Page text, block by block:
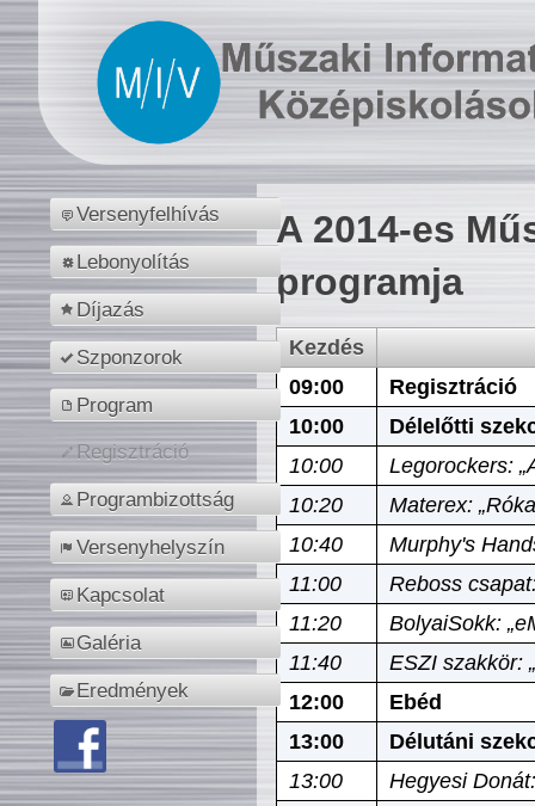
Versenyfelhívás
Lebonyolítás
Díjazás
Szponzorok
Program
Regisztráció
Programbizottság
Versenyhelyszín
Kapcsolat
Galéria
Eredmények
A 2014-es
programja
Kezdés
09:00
Regisztráció
10:00
Délelőtti
10:00
Legorockers:
10:20
Materex:
10:40
Murphy's
11:00
Reboss
11:20
BolyaiSokk:
11:40
ESZI szakkör:
12:00
Ebéd
13:00
Délutáni
13:00
Hegyesi